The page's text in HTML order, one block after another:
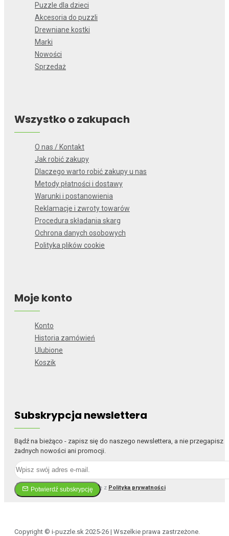
Puzzle dla dzieci
Akcesoria do puzzli
Drewniane kostki
Marki
Nowości
Sprzedaż
Wszystko o zakupach
O nas / Kontakt
Jak robić zakupy
Dlaczego warto robić zakupy u nas
Metody płatności i dostawy
Warunki i postanowienia
Reklamacje i zwroty towarów
Procedura składania skarg
Ochrona danych osobowych
Polityka plików cookie
Moje konto
Konto
Historia zamówień
Ulubione
Koszik
Subskrypcja newslettera
Bądź na bieżąco - zapisz się do naszego newslettera, a nie przegapisz
żadnych nowości ani promocji.
Potwierdź subskrypcję
Przeczytałem i zgadzam się z Polityka prywatności
Copyright © i-puzzle.sk 2025-26 | Wszelkie prawa zastrzeżone.